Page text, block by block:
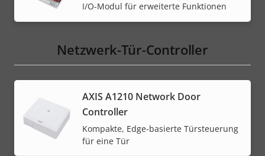
I/O-Modul für erweiterte Funktionen
Netzwerk-Tür-Controller
AXIS A1210 Network Door
Controller
Kompakte, Edge-basierte Türsteuerung
für eine Tür